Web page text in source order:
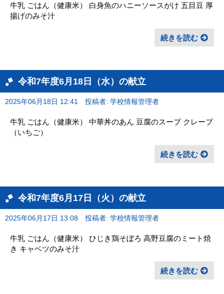
牛乳 ごはん（健康米） 白身魚のハニーソースがけ 五目豆 厚
揚げのみそ汁
続きを読む
令和7年度6月18日（水）の献立
2025年06月18日 12:41 投稿者: 学校情報管理者
牛乳 ごはん（健康米） 中華丼のあん 豆腐のスープ クレープ
（いちご）
続きを読む
令和7年度6月17日（火）の献立
2025年06月17日 13:08 投稿者: 学校情報管理者
牛乳 ごはん（健康米） ひじき鶏そぼろ 高野豆腐のミート焼
き キャベツのみそ汁
続きを読む